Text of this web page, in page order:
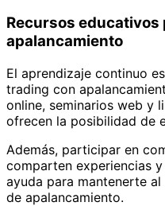
Recursos
apalancamiento
El aprendizaje continuo
trading con
online, seminarios web y
ofrecen la posibilidad de
Además, participar en
comparten experiencias
ayuda para mantenerte
de apalancamiento.